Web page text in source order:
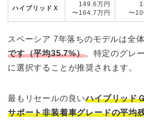
ハイブリッドＸ
149.6万円
〜164.7万円
〜
スペーシア 7年落ちのモデルは全
です（平均35.7%）。特定のグレ
に選択することが推奨されます。
最もリセールの良いハイブリッド
サポート非装着車グレードの平均